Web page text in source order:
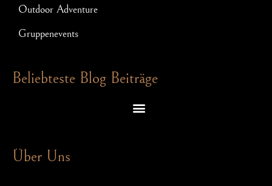
Outdoor Adventure
Gruppenevents
Beliebteste Blog Beiträge
Über Uns